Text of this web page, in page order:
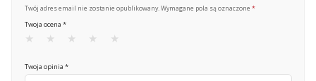
Twój adres email nie zostanie opublikowany. Wymagane pola są oznaczone *
Twoja ocena *
Twoja opinia *